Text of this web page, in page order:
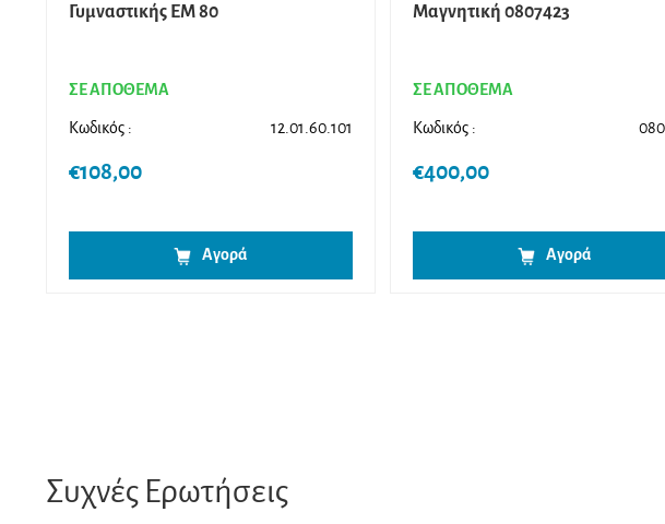
Γυμναστικής EM 80
ΣΕ ΑΠΟΘΕΜΑ
Κωδικός : 12.01.60.101
€108,00
Αγορά
Μαγνητική 0807423
ΣΕ ΑΠΟΘΕΜΑ
Κωδικός :
€400,00
Αγορά
Συχνές Ερωτήσεις